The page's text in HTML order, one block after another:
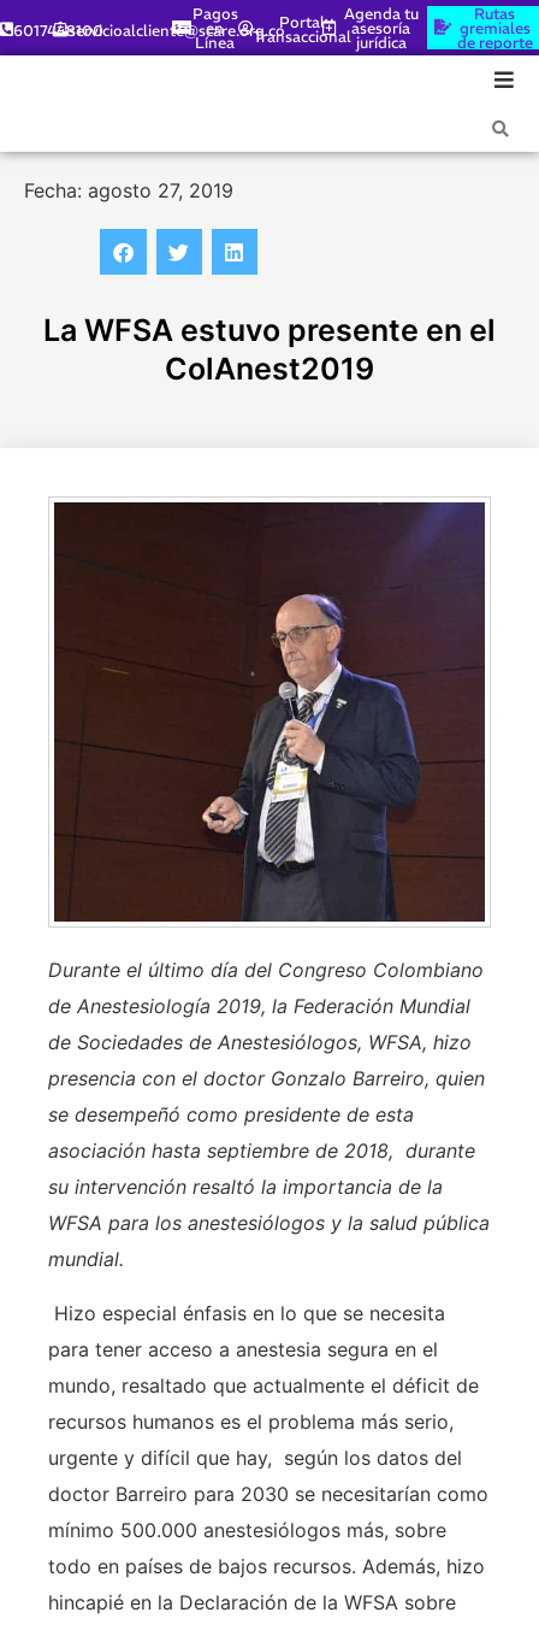
6017448100servicioalcliente@scare.org.co
Pagos
en
Línea
Portal
Transaccional
Agenda tu
asesoría
jurídica
Rutas
gremiales
de reporte
Fecha: agosto 27, 2019
La WFSA estuvo presente en el
ColAnest2019
Durante el último día del Congreso Colombiano
de Anestesiología 2019, la Federación Mundial
de Sociedades de Anestesiólogos, WFSA, hizo
presencia con el doctor Gonzalo Barreiro, quien
se desempeñó como presidente de esta
asociación hasta septiembre de 2018, durante
su intervención resaltó la importancia de la
WFSA para los anestesiólogos y la salud pública
mundial.
Hizo especial énfasis en lo que se necesita
para tener acceso a anestesia segura en el
mundo, resaltado que actualmente el déficit de
recursos humanos es el problema más serio,
urgente y difícil que hay, según los datos del
doctor Barreiro para 2030 se necesitarían como
mínimo 500.000 anestesiólogos más, sobre
todo en países de bajos recursos. Además, hizo
hincapié en la Declaración de la WFSA sobre